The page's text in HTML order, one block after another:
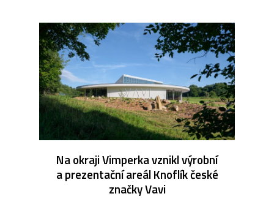
Na okraji Vimperka vznikl výrobní
a prezentační areál Knoflík české
značky Vavi